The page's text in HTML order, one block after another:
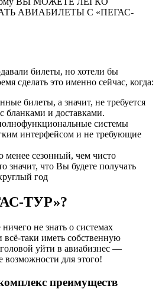
АВИАБИЛЕТЫ С «ПЕГАС-
билеты, но хотели бы
сделать это именно сейчас, когда:
билеты, а значит, не требуется
бланками и доставками.
системы
интерфейсом и не требующие
менее сезонный, чем чисто
значит, что Вы будете получать
год
ТУР»?
не знать о системах
таки иметь собственную
уйти в авиабизнес —
для этого!
преимуществ